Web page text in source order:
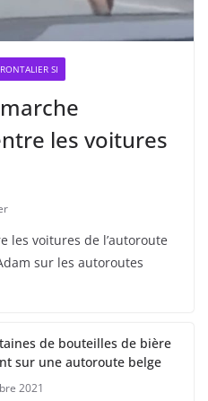
SI
les voitures
les voitures de l’autoroute
sur les autoroutes
de bouteilles de bière
sur une autoroute belge
2021